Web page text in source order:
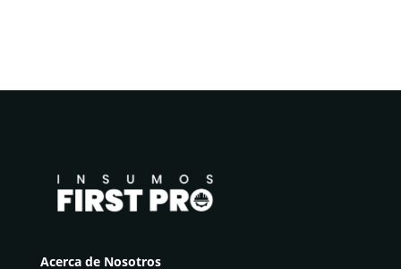
Acerca de Nosotros